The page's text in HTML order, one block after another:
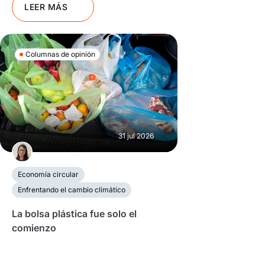
LEER MÁS
Columnas de opinión
31 jul 2026
Economía circular
Enfrentando el cambio climático
La bolsa plástica fue solo el
comienzo